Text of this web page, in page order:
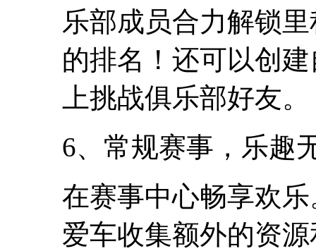
乐部成员合力解锁
的排名！还可以创
上挑战俱乐部好友。
6、常规赛事，乐趣
在赛事中心畅享欢
爱车收集额外的资